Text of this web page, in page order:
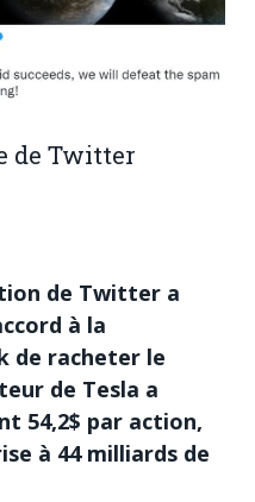
de Twitter
de Twitter a
à la
de racheter le
de Tesla a
54,2$ par action,
à 44 milliards de